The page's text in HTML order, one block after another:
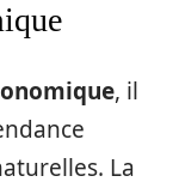
, il
La